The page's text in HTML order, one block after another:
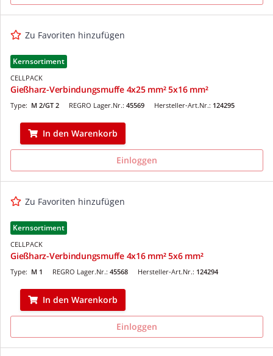
Zu Favoriten hinzufügen
Kernsortiment
CELLPACK
Gießharz-Verbindungsmuffe 4x25 mm² 5x16 mm²
REGRO Lager.Nr.: 45569
Type: M 2/GT 2 Hersteller-Art.Nr.: 124295
In den Warenkorb
Einloggen
Zu Favoriten hinzufügen
Kernsortiment
CELLPACK
Gießharz-Verbindungsmuffe 4x16 mm² 5x6 mm²
REGRO Lager.Nr.: 45568
Type: M 1 Hersteller-Art.Nr.: 124294
In den Warenkorb
Einloggen